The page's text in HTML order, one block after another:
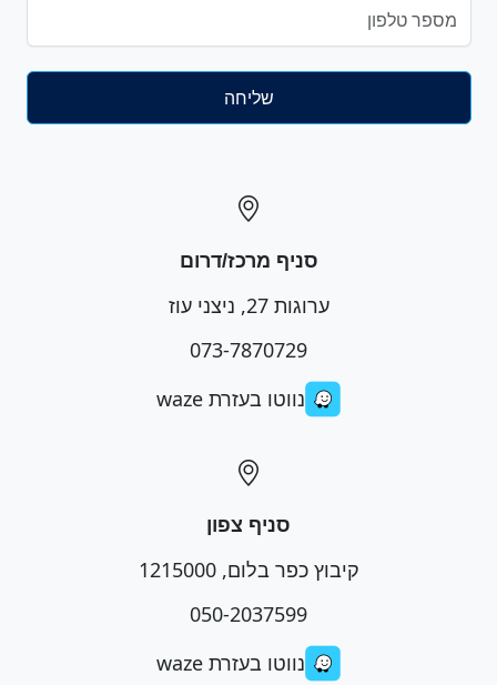
סניף מרכז/דרום
ערוגות 27, ניצני עוז
073-7870729
נווטו בעזרת waze
סניף צפון
קיבוץ כפר בלום, 1215000
050-2037599
נווטו בעזרת waze